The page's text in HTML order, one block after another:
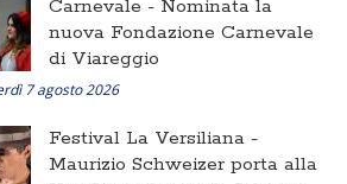
Carnevale - Nominata la
nuova Fondazione Carnevale
di Viareggio
7 agosto 2026
Festival La Versiliana -
Maurizio Schweizer porta alla